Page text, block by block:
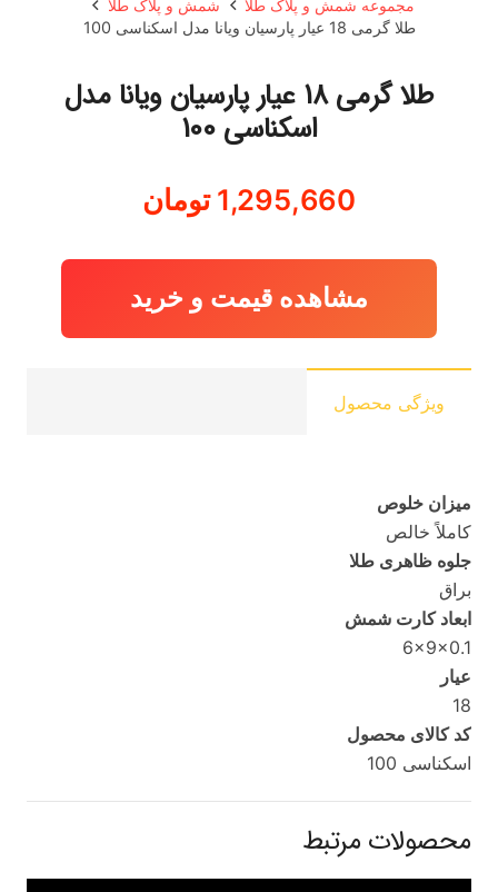
مجموعه شمش و پلاک طلا
شمش و پلاک طلا
طلا گرمی 18 عیار پارسیان ویانا مدل اسکناسی 100
طلا گرمی 18 عیار پارسیان ویانا مدل
اسکناسی 100
1,295,660 تومان
مشاهده قیمت و خرید
ویژگی محصول
میزان خلوص
کاملاً خالص
جلوه ظاهری طلا
براق
ابعاد کارت شمش
6x9x0.1
عیار
18
کد کالای محصول
اسکناسی 100
محصولات مرتبط